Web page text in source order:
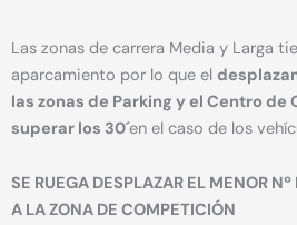
Las zonas de carrera Media y Larga
aparcamiento por lo que el
las zonas de Parking y el Centro
superar los 30´en el caso de los
SE RUEGA DESPLAZAR EL MENOR
A LA ZONA DE COMPETICIÓN